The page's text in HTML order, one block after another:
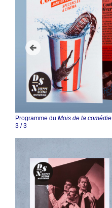
Programme du Mois de la comédie
3 /3